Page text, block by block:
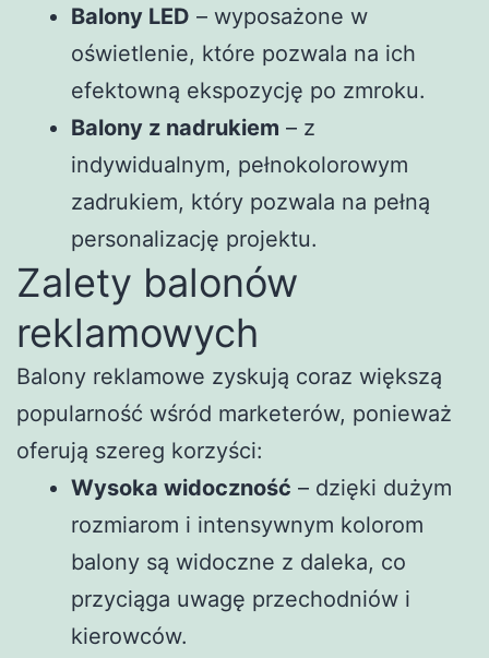
Balony LED – wyposażone w
oświetlenie, które pozwala na ich
efektowną ekspozycję po zmroku.
Balony z nadrukiem – z
indywidualnym, pełnokolorowym
zadrukiem, który pozwala na pełną
personalizację projektu.
Zalety balonów
reklamowych
Balony reklamowe zyskują coraz większą
popularność wśród marketerów, ponieważ
oferują szereg korzyści:
Wysoka widoczność – dzięki dużym
rozmiarom i intensywnym kolorom
balony są widoczne z daleka, co
przyciąga uwagę przechodniów i
kierowców.